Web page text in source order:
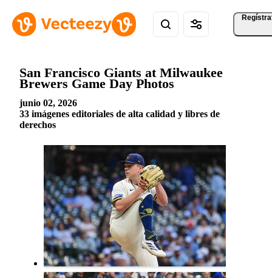
San Francisco Giants at Milwaukee
Brewers Game Day Photos
junio 02, 2026
33 imágenes editoriales de alta calidad y libres de
derechos